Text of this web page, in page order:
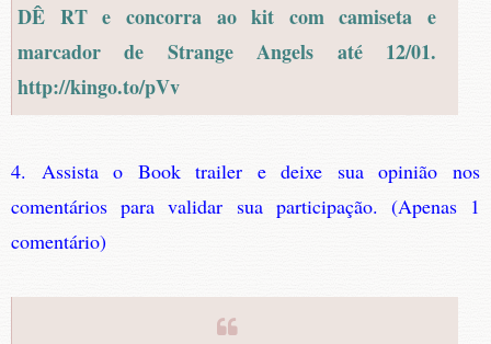
DÊ RT e concorra ao kit com camiseta e
marcador de Strange Angels até 12/01.
http://kingo.to/pVv
4. Assista o Book trailer e deixe sua opinião nos
comentários para validar sua participação. (Apenas 1
comentário)